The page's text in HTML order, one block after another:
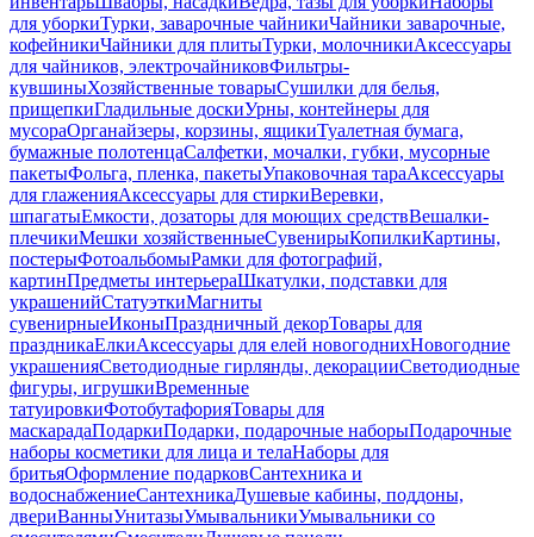
для уборкиТурки, заварочные чайникиЧайники заварочные,
кофейникиЧайники для плитыТурки, молочникиАксессуары
для чайников, электрочайниковФильтры-
кувшиныХозяйственные товарыСушилки для белья,
прищепкиГладильные доскиУрны, контейнеры для
мусораОрганайзеры, корзины, ящикиТуалетная бумага,
бумажные полотенцаСалфетки, мочалки, губки, мусорные
пакетыФольга, пленка, пакетыУпаковочная тараАксессуары
для глаженияАксессуары для стиркиВеревки,
шпагатыЕмкости, дозаторы для моющих средствВешалки-
плечикиМешки хозяйственныеСувенирыКопилкиКартины,
постерыФотоальбомыРамки для фотографий,
картинПредметы интерьераШкатулки, подставки для
украшенийСтатуэткиМагниты
сувенирныеИконыПраздничный декорТовары для
праздникаЕлкиАксессуары для елей новогоднихНовогодние
украшенияСветодиодные гирлянды, декорацииСветодиодные
фигуры, игрушкиВременные
татуировкиФотобутафорияТовары для
маскарадаПодаркиПодарки, подарочные наборыПодарочные
наборы косметики для лица и телаНаборы для
бритьяОформление подарковСантехника и
водоснабжениеСантехникаДушевые кабины, поддоны,
двериВанныУнитазыУмывальникиУмывальники со